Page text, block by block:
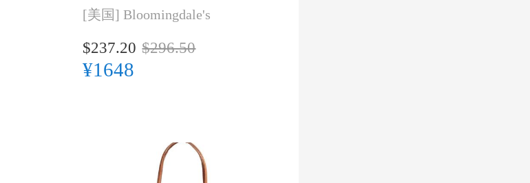
[美国] Bloomingdale's
$237.20 $296.50
¥1648